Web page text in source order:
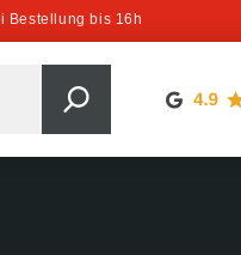
Bestellung bis 16h